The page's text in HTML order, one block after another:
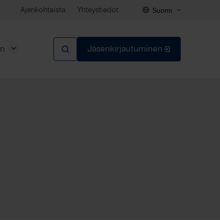
Ajankohtaista Yhteystiedot Suomi
Jäsenkirjautuminen